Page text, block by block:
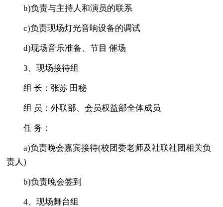
b)负责与主持人和演员的联系
c)负责现场灯光音响设备的调试
d)现场音乐准备、节目 催场
3、现场接待组
组 长：张苏 田秘
组 员：外联部、会员权益部全体成员
任 务：
a)负责晚会嘉宾接待(校团委老师及社联社团相关负
责人)
b)负责晚会签到
4、现场舞台组